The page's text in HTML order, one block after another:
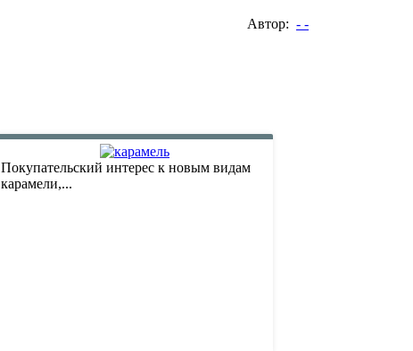
Автор: - -
Покупательский интерес к новым видам
карамели,...